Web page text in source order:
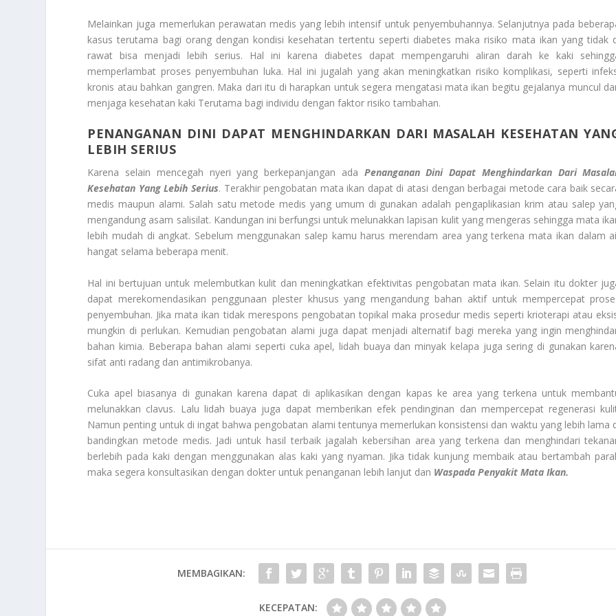
Melainkan juga memerlukan perawatan medis yang lebih intensif untuk penyembuhannya. Selanjutnya pada
kasus terutama bagi orang dengan kondisi kesehatan tertentu seperti diabetes maka risiko mata ikan yang tidak
rawat bisa menjadi lebih serius. Hal ini karena diabetes dapat mempengaruhi aliran darah ke kaki
memperlambat proses penyembuhan luka. Hal ini jugalah yang akan meningkatkan risiko komplikasi, seperti
kronis atau bahkan gangren. Maka dari itu di harapkan untuk segera mengatasi mata ikan begitu gejalanya muncul
menjaga kesehatan kaki Terutama bagi individu dengan faktor risiko tambahan.
PENANGANAN DINI DAPAT MENGHINDARKAN DARI MASALAH KESEHATAN
LEBIH SERIUS
Karena selain mencegah nyeri yang berkepanjangan ada Penanganan Dini Dapat Menghindarkan Dari
Kesehatan Yang Lebih Serius. Terakhir pengobatan mata ikan dapat di atasi dengan berbagai metode cara baik
medis maupun alami. Salah satu metode medis yang umum di gunakan adalah pengaplikasian krim atau salep
mengandung asam salisilat. Kandungan ini berfungsi untuk melunakkan lapisan kulit yang mengeras sehingga mata
lebih mudah di angkat. Sebelum menggunakan salep kamu harus merendam area yang terkena mata ikan dalam
hangat selama beberapa menit.
Hal ini bertujuan untuk melembutkan kulit dan meningkatkan efektivitas pengobatan mata ikan. Selain itu dokter
dapat merekomendasikan penggunaan plester khusus yang mengandung bahan aktif untuk mempercepat
penyembuhan. Jika mata ikan tidak merespons pengobatan topikal maka prosedur medis seperti krioterapi atau
mungkin di perlukan. Kemudian pengobatan alami juga dapat menjadi alternatif bagi mereka yang ingin
bahan kimia. Beberapa bahan alami seperti cuka apel, lidah buaya dan minyak kelapa juga sering di gunakan
sifat anti radang dan antimikrobanya.
Cuka apel biasanya di gunakan karena dapat di aplikasikan dengan kapas ke area yang terkena untuk
melunakkan clavus. Lalu lidah buaya juga dapat memberikan efek pendinginan dan mempercepat regenerasi
Namun penting untuk di ingat bahwa pengobatan alami tentunya memerlukan konsistensi dan waktu yang lebih lama
bandingkan metode medis. Jadi untuk hasil terbaik jagalah kebersihan area yang terkena dan menghindari
berlebih pada kaki dengan menggunakan alas kaki yang nyaman. Jika tidak kunjung membaik atau bertambah
maka segera konsultasikan dengan dokter untuk penanganan lebih lanjut dan Waspada Penyakit Mata Ikan.
MEMBAGIKAN:
KECEPATAN: